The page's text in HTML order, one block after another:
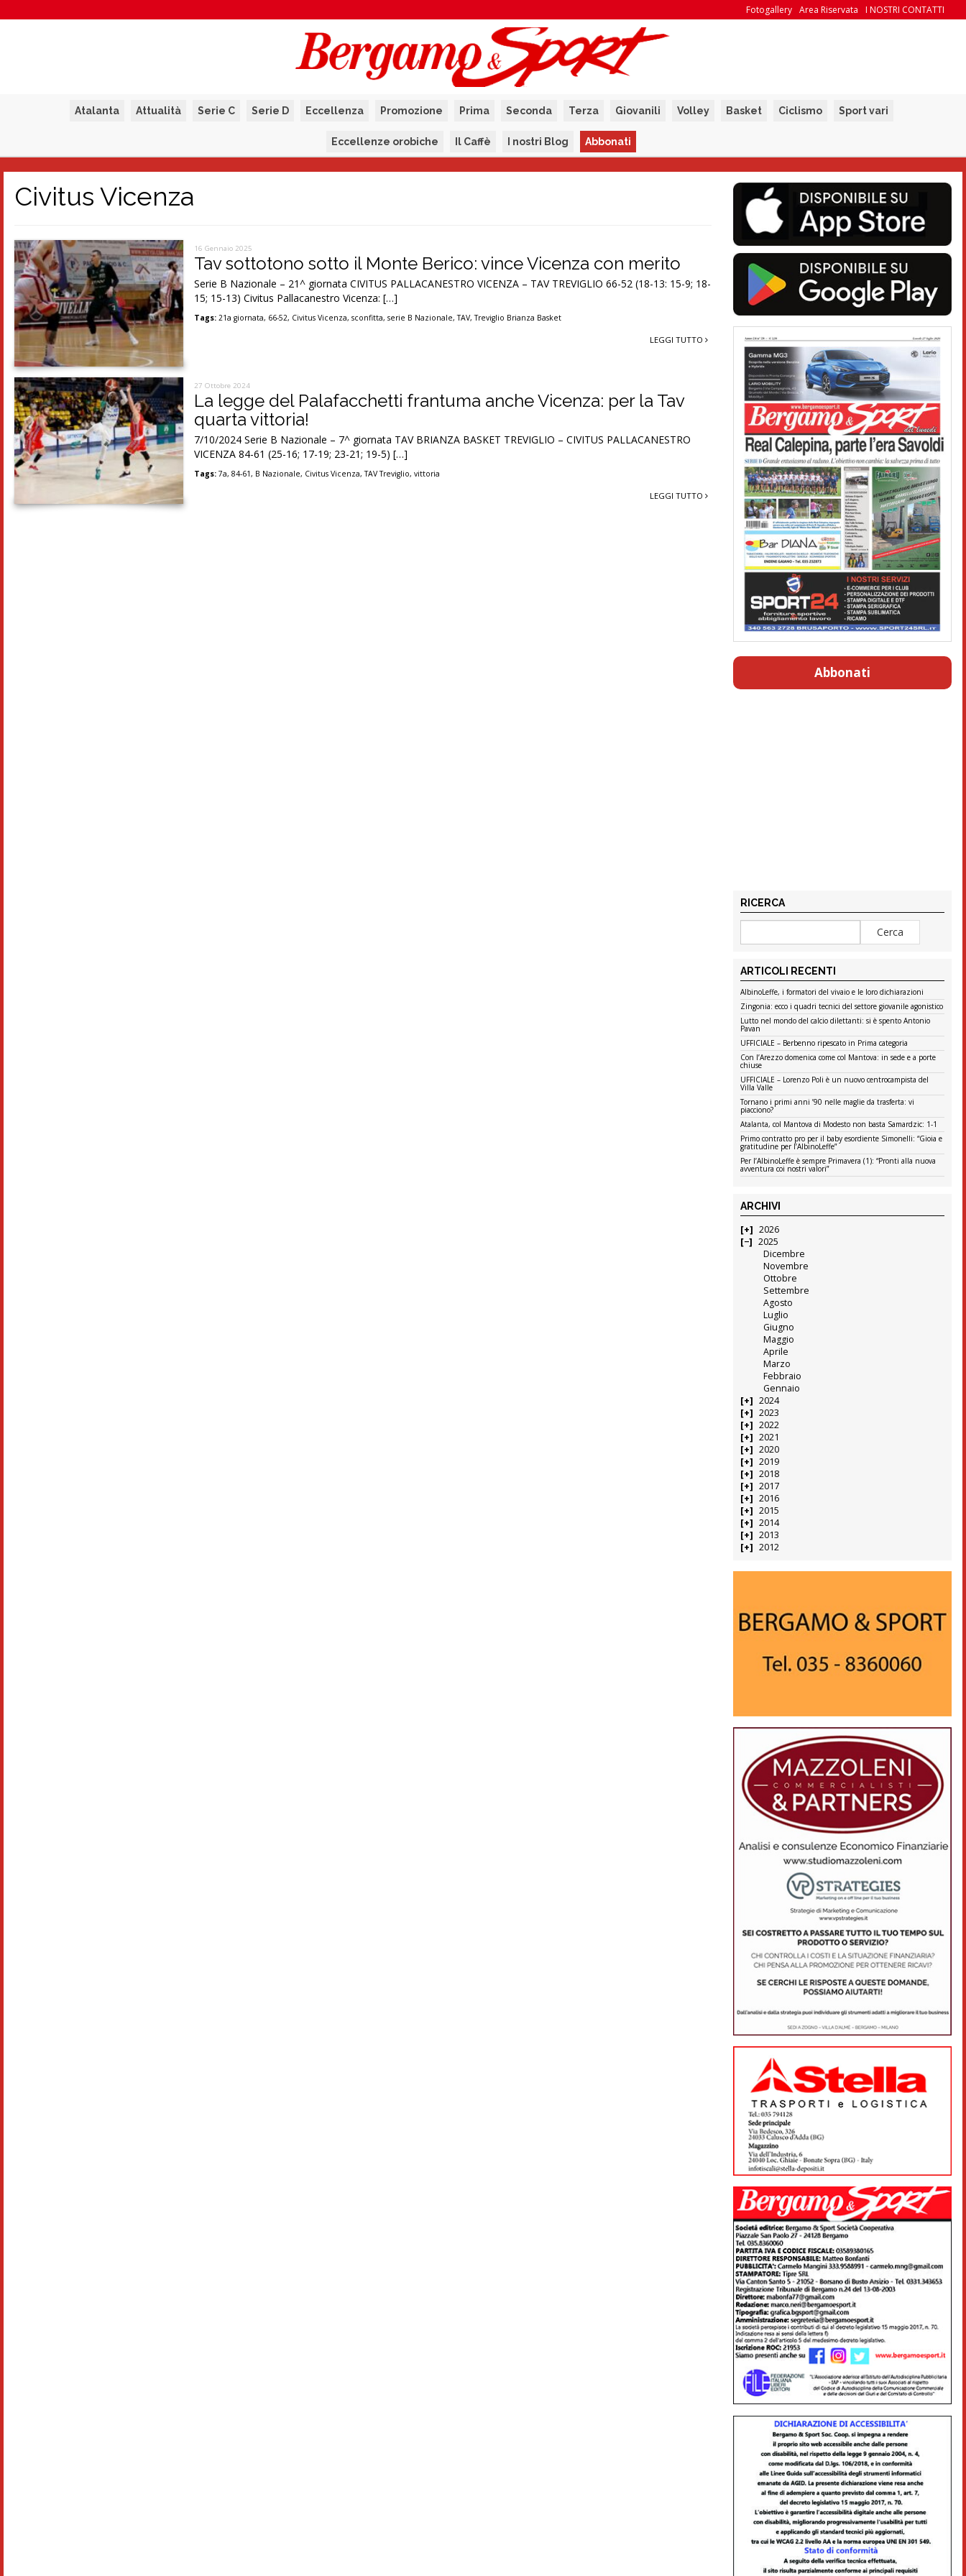
I NOSTRI CONTATTI
Area Riservata
Fotogallery
Atalanta Attualità Serie C Serie D Eccellenza Promozione Prima Seconda Terza Giovanili Volley Basket Ciclismo Sport vari
Eccellenze orobiche Il Caffè I nostri Blog Abbonati
Civitus Vicenza
16 Gennaio 2025
Tav sottotono sotto il Monte Berico: vince Vicenza con merito
Serie B Nazionale – 21^ giornata CIVITUS PALLACANESTRO VICENZA – TAV TREVIGLIO 66-52 (18-13: 15-9; 18-
15; 15-13) Civitus Pallacanestro Vicenza: […]
Tags: 21a giornata, 66-52, Civitus Vicenza,sconfitta,serie B Nazionale,TAV,Treviglio Brianza Basket
LEGGI TUTTO
27 Ottobre 2024
La legge del Palafacchetti frantuma anche Vicenza: per la Tav
quarta vittoria!
7/10/2024 Serie B Nazionale – 7^ giornata TAV BRIANZA BASKET TREVIGLIO – CIVITUS PALLACANESTRO
VICENZA 84-61 (25-16; 17-19; 23-21; 19-5) […]
Tags: 7a,84-61, B Nazionale, Civitus Vicenza,TAV Treviglio,vittoria
LEGGI TUTTO
Abbonati
RICERCA
ARTICOLI RECENTI
AlbinoLeffe, i formatori del vivaio e le loro dichiarazioni
Zingonia: ecco i quadri tecnici del settore giovanile agonistico
Lutto nel mondo del calcio dilettanti: si è spento Antonio
Pavan
UFFICIALE – Berbenno ripescato in Prima categoria
Con l’Arezzo domenica come col Mantova: in sede e a porte
chiuse
UFFICIALE – Lorenzo Poli è un nuovo centrocampista del
Villa Valle
Tornano i primi anni ’90 nelle maglie da trasferta: vi
piacciono?
Atalanta, col Mantova di Modesto non basta Samardzic: 1-1
Primo contratto pro per il baby esordiente Simonelli: “Gioia e
gratitudine per l’AlbinoLeffe”
Per l’AlbinoLeffe è sempre Primavera (1): “Pronti alla nuova
avventura coi nostri valori”
ARCHIVI
2026
2025
Dicembre
Novembre
Ottobre
Settembre
Agosto
Luglio
Giugno
Maggio
Aprile
Marzo
Febbraio
Gennaio
2024
2023
2022
2021
2020
2019
2018
2017
2016
2015
2014
2013
2012